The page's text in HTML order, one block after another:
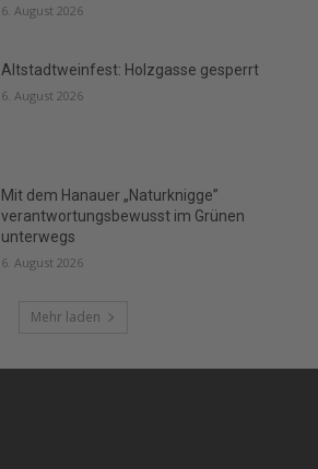
6. August 2026
Altstadtweinfest: Holzgasse gesperrt
6. August 2026
Mit dem Hanauer „Naturknigge”
verantwortungsbewusst im Grünen
unterwegs
6. August 2026
Mehr laden